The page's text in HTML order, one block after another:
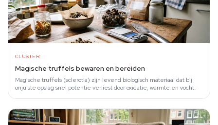
CLUSTER
Magische truffels bewaren en bereiden
Magische truffels (sclerotia) zijn levend biologisch materiaal dat bij
onjuiste opslag snel potentie verliest door oxidatie, warmte en vocht.